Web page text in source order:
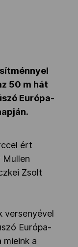
50 m hát
Európa-
ért
Zsolt
versenyével
Európa-
mieink a